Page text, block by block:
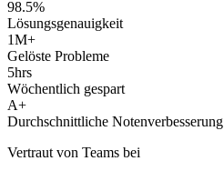
98.5%
Lösungsgenauigkeit
1M+
Gelöste Probleme
5hrs
Wöchentlich gespart
A+
Durchschnittliche Notenverbesserung
Vertraut von Teams bei